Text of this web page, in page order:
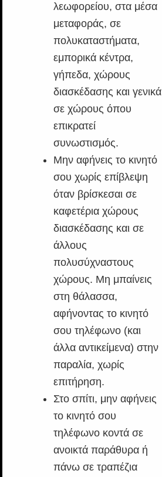
λεωφορείου, στα μέσα
μεταφοράς, σε
πολυκαταστήματα,
εμπορικά κέντρα,
γήπεδα, χώρους
διασκέδασης και γενικά
σε χώρους όπου
επικρατεί
συνωστισμός.
Μην αφήνεις το κινητό
σου χωρίς επίβλεψη
όταν βρίσκεσαι σε
καφετέρια χώρους
διασκέδασης και σε
άλλους
πολυσύχναστους
χώρους. Μη μπαίνεις
στη θάλασσα,
αφήνοντας το κινητό
σου τηλέφωνο (και
άλλα αντικείμενα) στην
παραλία, χωρίς
επιτήρηση.
Στο σπίτι, μην αφήνεις
το κινητό σου
τηλέφωνο κοντά σε
ανοικτά παράθυρα ή
πάνω σε τραπέζια